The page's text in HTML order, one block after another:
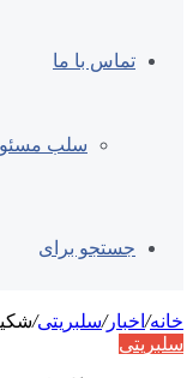
تماس با ما
سلب
جستجو برای
خانه/ اخبار/سلبریتی/
سلبریتی